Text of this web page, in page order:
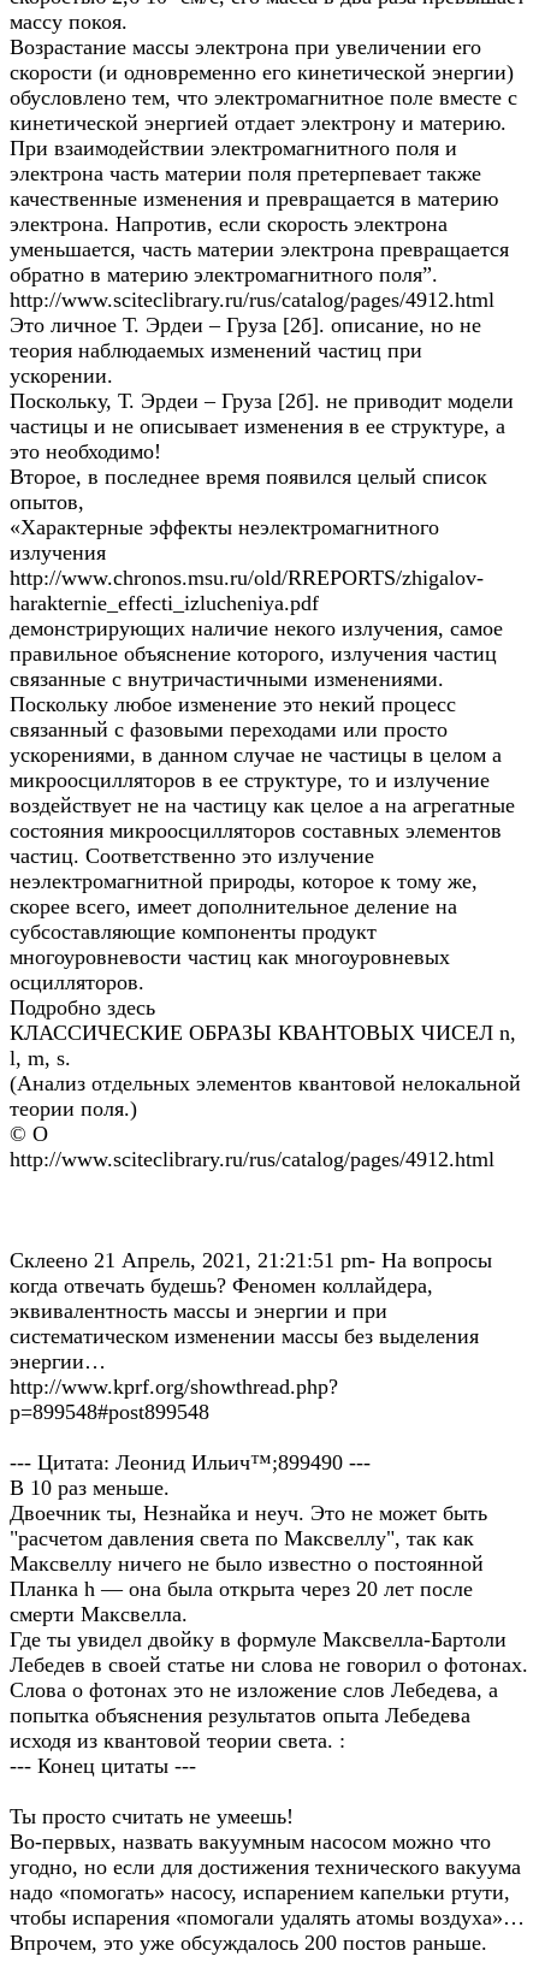
массу покоя.
Возрастание массы электрона при увеличении его
скорости (и одновременно его кинетической энергии)
обусловлено тем, что электромагнитное поле вместе с
кинетической энергией отдает электрону и материю.
При взаимодействии электромагнитного поля и
электрона часть материи поля претерпевает также
качественные изменения и превращается в материю
электрона. Напротив, если скорость электрона
уменьшается, часть материи электрона превращается
обратно в материю электромагнитного поля”.
http://www.sciteclibrary.ru/rus/catalog/pages/4912.html
Это личное Т. Эрдеи – Груза [2б]. описание, но не
теория наблюдаемых изменений частиц при
ускорении.
Поскольку, Т. Эрдеи – Груза [2б]. не приводит модели
частицы и не описывает изменения в ее структуре, а
это необходимо!
Второе, в последнее время появился целый список
опытов,
«Характерные эффекты неэлектромагнитного
излучения
http://www.chronos.msu.ru/old/RREPORTS/zhigalov-
harakternie_effecti_izlucheniya.pdf
демонстрирующих наличие некого излучения, самое
правильное объяснение которого, излучения частиц
связанные с внутричастичными изменениями.
Поскольку любое изменение это некий процесс
связанный с фазовыми переходами или просто
ускорениями, в данном случае не частицы в целом а
микроосцилляторов в ее структуре, то и излучение
воздействует не на частицу как целое а на агрегатные
состояния микроосцилляторов составных элементов
частиц. Соответственно это излучение
неэлектромагнитной природы, которое к тому же,
скорее всего, имеет дополнительное деление на
субсоставляющие компоненты продукт
многоуровневости частиц как многоуровневых
осцилляторов.
Подробно здесь
КЛАССИЧЕСКИЕ ОБРАЗЫ КВАНТОВЫХ ЧИСЕЛ n,
l, m, s.
(Анализ отдельных элементов квантовой нелокальной
теории поля.)
© О
http://www.sciteclibrary.ru/rus/catalog/pages/4912.html
Склеено 21 Апрель, 2021, 21:21:51 pm- На вопросы
когда отвечать будешь? Феномен коллайдера,
эквивалентность массы и энергии и при
систематическом изменении массы без выделения
энергии…
http://www.kprf.org/showthread.php?
p=899548#post899548
--- Цитата: Леонид Ильич™;899490 ---
В 10 раз меньше.
Двоечник ты, Незнайка и неуч. Это не может быть
"расчетом давления света по Максвеллу", так как
Максвеллу ничего не было известно о постоянной
Планка h — она была открыта через 20 лет после
смерти Максвелла.
Где ты увидел двойку в формуле Максвелла-Бартоли
Лебедев в своей статье ни слова не говорил о фотонах.
Слова о фотонах это не изложение слов Лебедева, а
попытка объяснения результатов опыта Лебедева
исходя из квантовой теории света. :
--- Конец цитаты ---
Ты просто считать не умеешь!
Во-первых, назвать вакуумным насосом можно что
угодно, но если для достижения технического вакуума
надо «помогать» насосу, испарением капельки ртути,
чтобы испарения «помогали удалять атомы воздуха»…
Впрочем, это уже обсуждалось 200 постов раньше.